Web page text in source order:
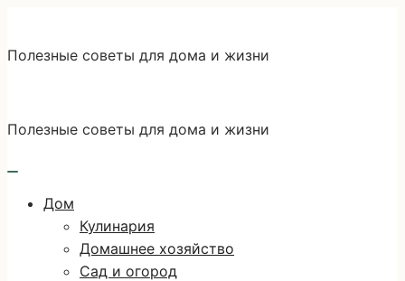
содержимому
Полезные советы для дома и жизни
Полезные советы для дома и жизни
Дом
Кулинария
Домашнее хозяйство
Сад и огород